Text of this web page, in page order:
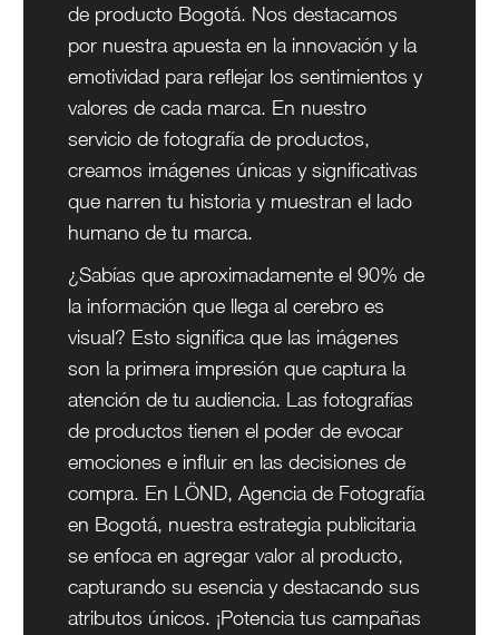
de producto Bogotá. Nos destacamos
por nuestra apuesta en la innovación y la
emotividad para reflejar los sentimientos y
valores de cada marca. En nuestro
servicio de fotografía de productos,
creamos imágenes únicas y significativas
que narren tu historia y muestran el lado
humano de tu marca.
¿Sabías que aproximadamente el 90% de
la información que llega al cerebro es
visual? Esto significa que las imágenes
son la primera impresión que captura la
atención de tu audiencia. Las fotografías
de productos tienen el poder de evocar
emociones e influir en las decisiones de
compra. En LÖND, Agencia de Fotografía
en Bogotá, nuestra estrategia publicitaria
se enfoca en agregar valor al producto,
capturando su esencia y destacando sus
atributos únicos. ¡Potencia tus campañas